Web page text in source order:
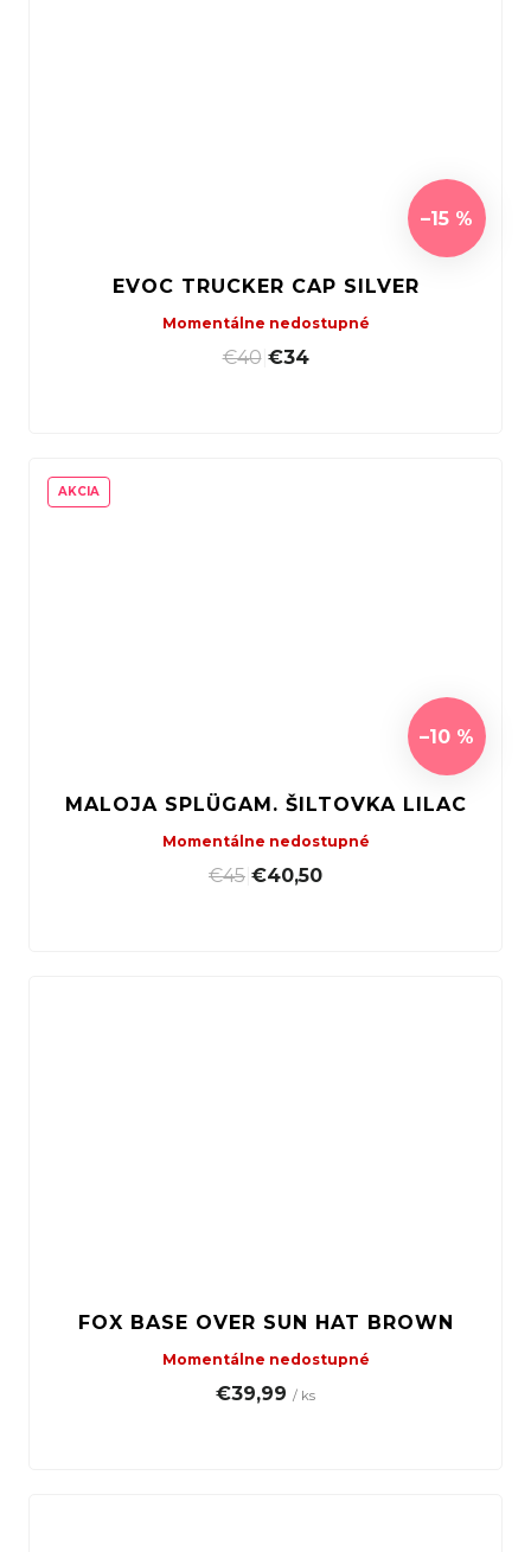
–15 %
EVOC TRUCKER CAP SILVER
Momentálne nedostupné
€40| €34
AKCIA
–10 %
MALOJA SPLÜGAM. ŠILTOVKA LILAC
Momentálne nedostupné
€45 €40,50
FOX BASE OVER SUN HAT BROWN
Momentálne nedostupné
€39,99 / ks